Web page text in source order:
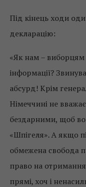
Під кінець ходи
декларацію:
«Як нам –
інформації?
абсурд! Крім
Німеччині не
бездарними, щоб
«Шпігеля». А якщо
обмежена свобода
право на
прямі, хоч і